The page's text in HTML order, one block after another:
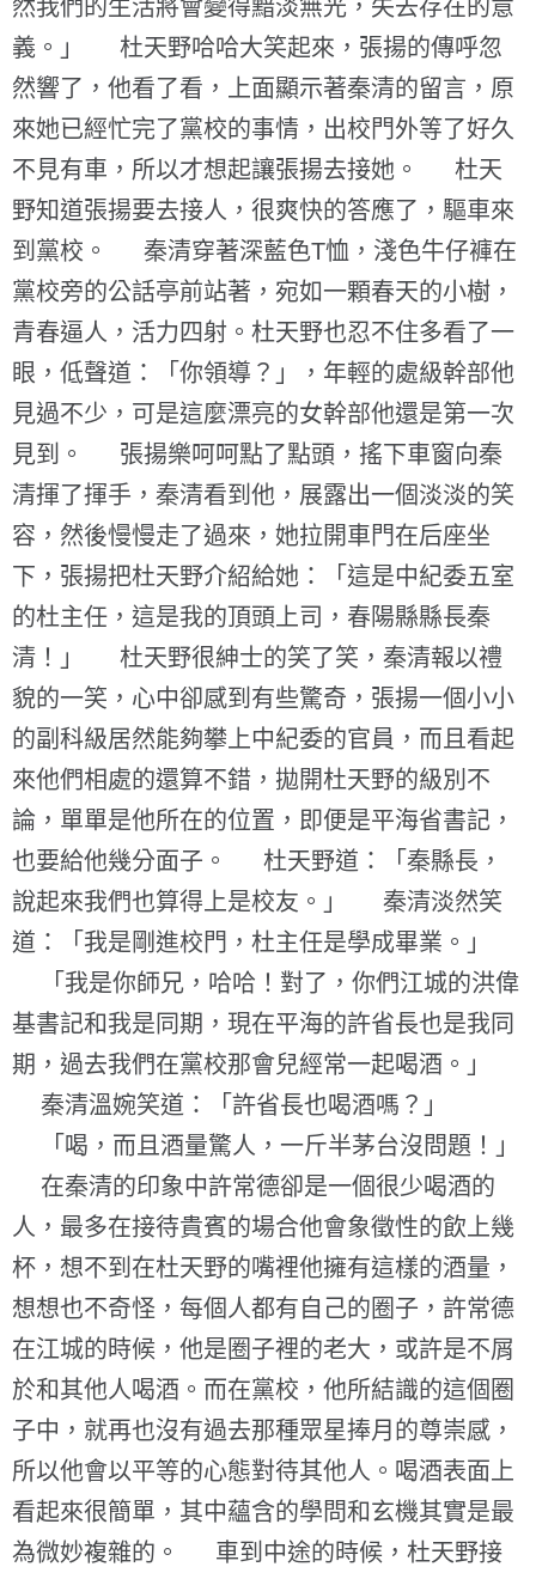
然我們的生活將會變得黯淡無光，失去存在的意
義。」 杜天野哈哈大笑起來，張揚的傳呼忽
然響了，他看了看，上面顯示著秦清的留言，原
來她已經忙完了黨校的事情，出校門外等了好久
不見有車，所以才想起讓張揚去接她。 杜天
野知道張揚要去接人，很爽快的答應了，驅車來
到黨校。 秦清穿著深藍色T恤，淺色牛仔褲在
黨校旁的公話亭前站著，宛如一顆春天的小樹，
青春逼人，活力四射。杜天野也忍不住多看了一
眼，低聲道：「你領導？」，年輕的處級幹部他
見過不少，可是這麼漂亮的女幹部他還是第一次
見到。 張揚樂呵呵點了點頭，搖下車窗向秦
清揮了揮手，秦清看到他，展露出一個淡淡的笑
容，然後慢慢走了過來，她拉開車門在后座坐
下，張揚把杜天野介紹給她：「這是中紀委五室
的杜主任，這是我的頂頭上司，春陽縣縣長秦
清！」 杜天野很紳士的笑了笑，秦清報以禮
貌的一笑，心中卻感到有些驚奇，張揚一個小小
的副科級居然能夠攀上中紀委的官員，而且看起
來他們相處的還算不錯，拋開杜天野的級別不
論，單單是他所在的位置，即便是平海省書記，
也要給他幾分面子。 杜天野道：「秦縣長，
說起來我們也算得上是校友。」 秦清淡然笑
道：「我是剛進校門，杜主任是學成畢業。」
「我是你師兄，哈哈！對了，你們江城的洪偉
基書記和我是同期，現在平海的許省長也是我同
期，過去我們在黨校那會兒經常一起喝酒。」
秦清溫婉笑道：「許省長也喝酒嗎？」
「喝，而且酒量驚人，一斤半茅台沒問題！」
在秦清的印象中許常德卻是一個很少喝酒的
人，最多在接待貴賓的場合他會象徵性的飲上幾
杯，想不到在杜天野的嘴裡他擁有這樣的酒量，
想想也不奇怪，每個人都有自己的圈子，許常德
在江城的時候，他是圈子裡的老大，或許是不屑
於和其他人喝酒。而在黨校，他所結識的這個圈
子中，就再也沒有過去那種眾星捧月的尊崇感，
所以他會以平等的心態對待其他人。喝酒表面上
看起來很簡單，其中蘊含的學問和玄機其實是最
為微妙複雜的。 車到中途的時候，杜天野接